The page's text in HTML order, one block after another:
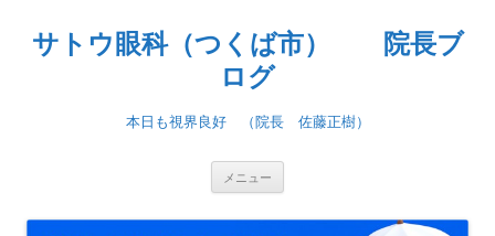
テ
ン
サトウ眼科（つくば市） 院長ブ
ログ
本日も視界良好 （院長 佐藤正樹）
メニュー